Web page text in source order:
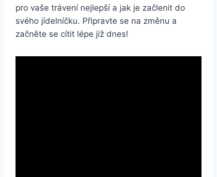
pro vaše trávení nejlepší a jak je začlenit do
svého jídelníčku. ⁣Připravte se na změnu a
‌začněte se ​cítit lépe již dnes!